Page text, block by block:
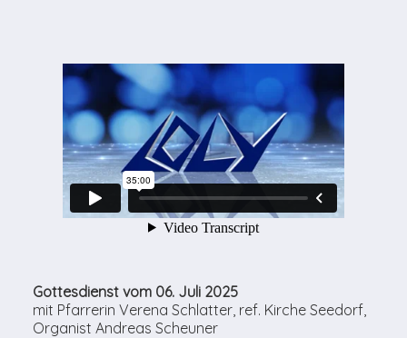
Gottesdienst vom 06. Juli 2025
mit Pfarrerin Verena Schlatter, ref. Kirche Seedorf,
Organist Andreas Scheuner